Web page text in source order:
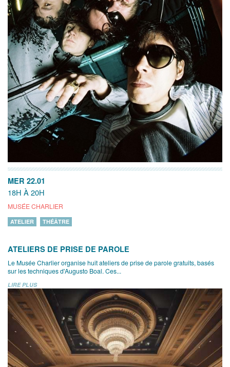
MER 22.01
18H À 20H
MUSÉE CHARLIER
ATELIER THÉÂTRE
ATELIERS DE PRISE DE PAROLE
Le Musée Charlier organise huit ateliers de prise de parole gratuits, basés
sur les techniques d'Augusto Boal. Ces...
LIRE PLUS